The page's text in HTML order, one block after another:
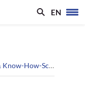
EN
How-Schutz